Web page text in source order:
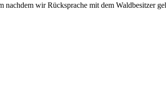
wir Rücksprache mit dem Waldbesitzer